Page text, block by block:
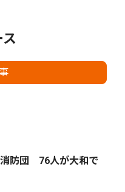
防団 76人が大和で